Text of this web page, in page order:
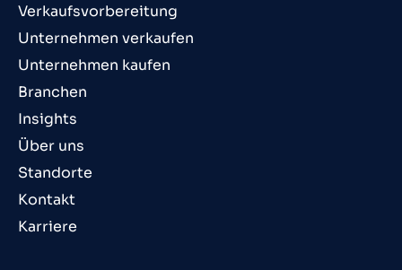
Verkaufsvorbereitung
Unternehmen verkaufen
Unternehmen kaufen
Branchen
Insights
Über uns
Standorte
Kontakt
Karriere